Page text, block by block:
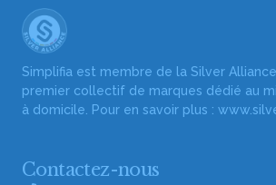
Simplifia est membre de la Silver Alliance,
premier collectif de marques dédié au
à domicile. Pour en savoir plus :
Contactez-nous